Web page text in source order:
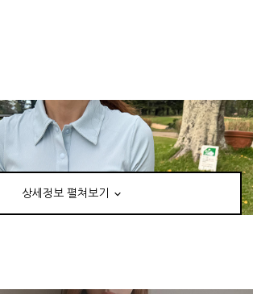
상세정보 펼쳐보기